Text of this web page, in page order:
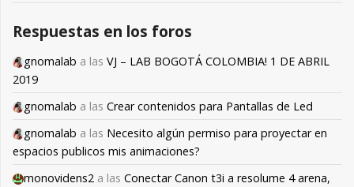
Respuestas en los foros
gnomalab a las VJ – LAB BOGOTÁ COLOMBIA! 1 DE ABRIL
2019
gnomalab a las Crear contenidos para Pantallas de Led
gnomalab a las Necesito algún permiso para proyectar en
espacios publicos mis animaciones?
monovidens2 a las Conectar Canon t3i a resolume 4 arena,